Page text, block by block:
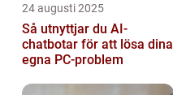
24 augusti 2025
Så utnyttjar du AI-
chatbotar för att lösa dina
egna PC-problem